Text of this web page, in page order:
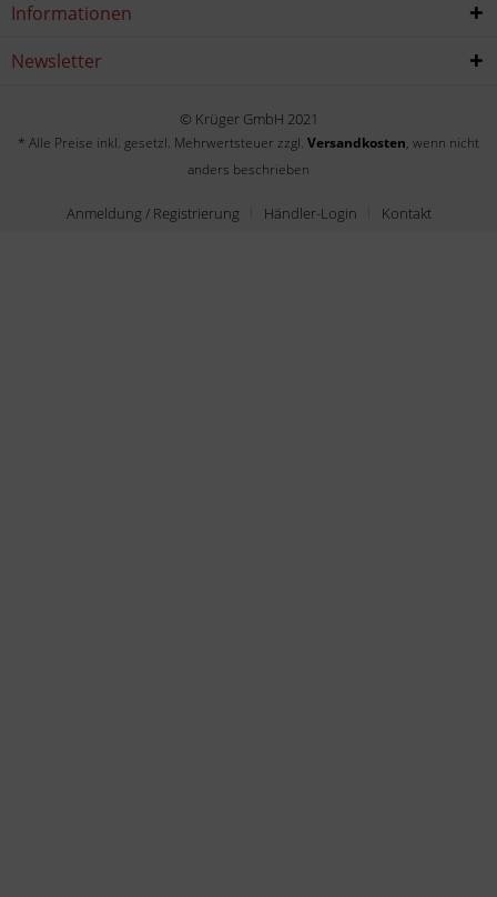
Informationen
Newsletter
© Krüger GmbH 2021
* Alle Preise inkl. gesetzl. Mehrwertsteuer zzgl. Versandkosten, wenn nicht
anders beschrieben
Anmeldung / Registrierung Händler-Login Kontakt